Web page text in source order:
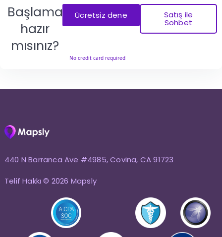
Başlamaya
hazır
mısınız?
Ücretsiz dene Satış ile
Sohbet
440 N Barranca Ave #4985, Covina, CA 91723
Telif Hakkı © 2026 Mapsly